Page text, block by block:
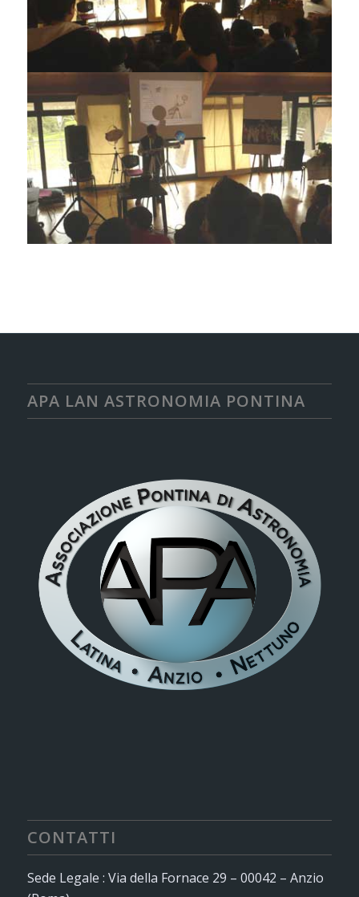
APA LAN ASTRONOMIA PONTINA
CONTATTI
Sede Legale : Via della Fornace 29 – 00042 – Anzio